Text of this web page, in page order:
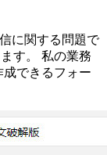
に関する問題で
す。 私の業務
成できるフォー